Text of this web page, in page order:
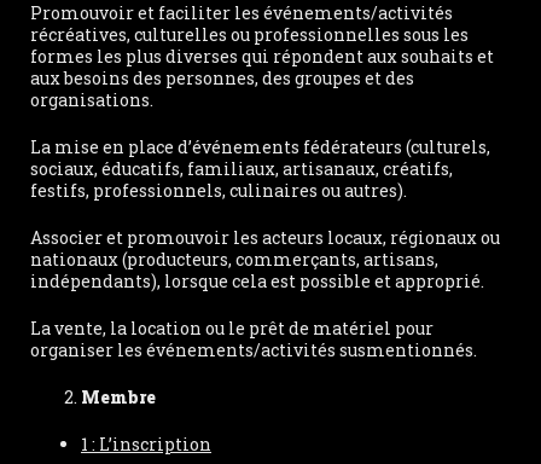
Promouvoir et faciliter les événements/activités
récréatives, culturelles ou professionnelles sous les
formes les plus diverses qui répondent aux souhaits et
aux besoins des personnes, des groupes et des
organisations.
La mise en place d’événements fédérateurs (culturels,
sociaux, éducatifs, familiaux, artisanaux, créatifs,
festifs, professionnels, culinaires ou autres).
Associer et promouvoir les acteurs locaux, régionaux ou
nationaux (producteurs, commerçants, artisans,
indépendants), lorsque cela est possible et approprié.
La vente, la location ou le prêt de matériel pour
organiser les événements/activités susmentionnés.
Membre
1 : L’inscription